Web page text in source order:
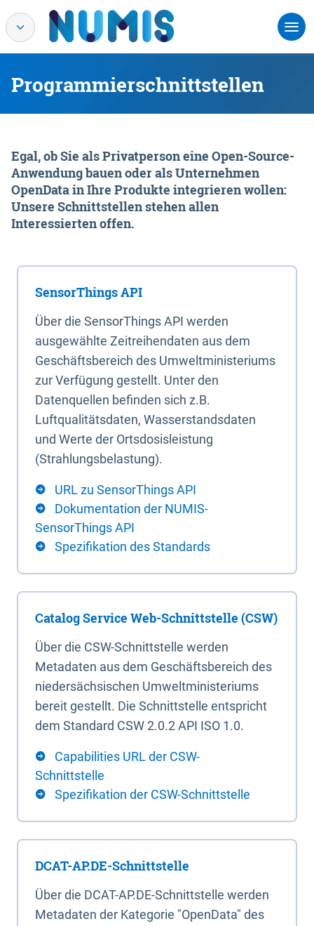
Programmierschnittstellen
Egal, ob Sie als Privatperson eine Open-Source-
Anwendung bauen oder als Unternehmen
OpenData in Ihre Produkte integrieren wollen:
Unsere Schnittstellen stehen allen
Interessierten offen.
SensorThings API
Über die SensorThings API werden
ausgewählte Zeitreihendaten aus dem
Geschäftsbereich des Umweltministeriums
zur Verfügung gestellt. Unter den
Datenquellen befinden sich z.B.
Luftqualitätsdaten, Wasserstandsdaten
und Werte der Ortsdosisleistung
(Strahlungsbelastung).
URL zu SensorThings API
Dokumentation der NUMIS-
SensorThings API
Spezifikation des Standards
Catalog Service Web-Schnittstelle (CSW)
Über die CSW-Schnittstelle werden
Metadaten aus dem Geschäftsbereich des
niedersächsischen Umweltministeriums
bereit gestellt. Die Schnittstelle entspricht
dem Standard CSW 2.0.2 API ISO 1.0.
Capabilities URL der CSW-
Schnittstelle
Spezifikation der CSW-Schnittstelle
DCAT-AP.DE-Schnittstelle
Über die DCAT-AP.DE-Schnittstelle werden
Metadaten der Kategorie "OpenData" des